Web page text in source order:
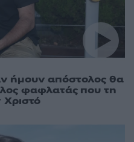
ήμουν απόστολος θα
φαφλατάς που τη
Χριστό